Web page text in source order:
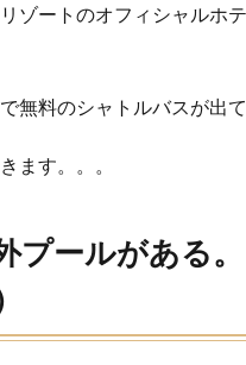
ゾートのオフィシャルホ
無料のシャトルバスが出
ます。。。
プールがある